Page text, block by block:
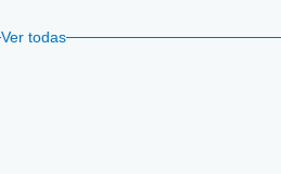
Ver todas